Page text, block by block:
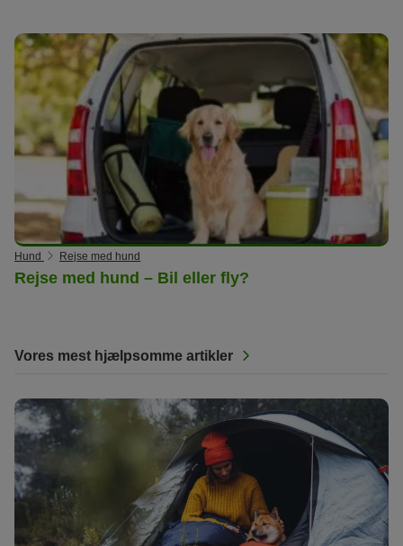
Hund Rejse med hund
Rejse med hund – Bil eller fly?
Vores mest hjælpsomme artikler